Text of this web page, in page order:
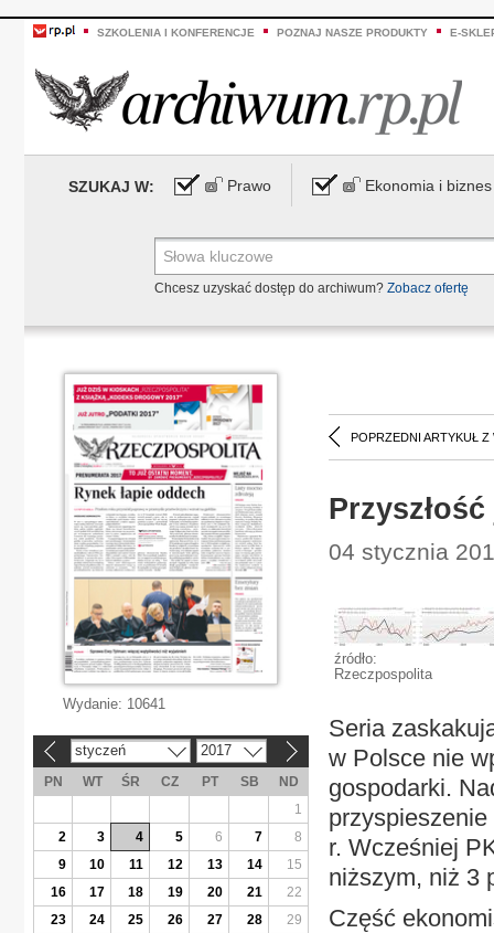
SZKOLENIA I KONFERENCJE POZNAJ NASZE PRODUKTY E-
SZUKAJ W: Prawo Ekonomia i biznes
Chcesz uzyskać dostęp do archiwum? Zobacz ofertę
POPRZEDNI ARTYKUŁ Z
04 stycznia
źródło:
Rzeczpospolita
Seria
w Polsce nie
gospodarki.
r. Wcześniej
niższym, niż 3
Część
Wydanie: 10641
styczeń 2017
PN WT ŚR CZ PT SB
ND
1
2
3 4 5 6 7
8
9
10 11 12 13 14
15
16
17 18 19 20 21
22
23
24 25 26 27 28
29